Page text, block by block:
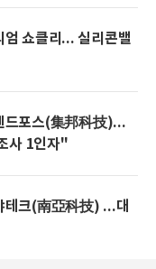
쇼클리... 실리콘밸
드포스(集邦科技)...
사 1인자"
테크(南亞科技) ...대